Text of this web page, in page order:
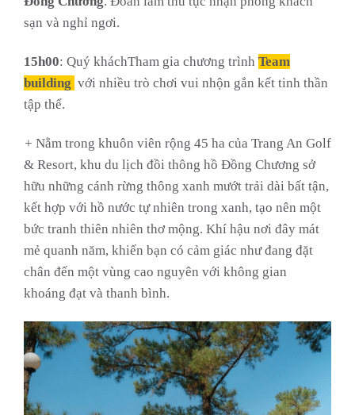
sạn và nghỉ ngơi.
15h00: Quý kháchTham gia chương trình Team
building với nhiều trò chơi vui nhộn gắn kết tinh thần
tập thể.
+ Nằm trong khuôn viên rộng 45 ha của Trang An Golf
& Resort, khu du lịch đồi thông hồ Đồng Chương sở
hữu những cánh rừng thông xanh mướt trải dài bất tận,
kết hợp với hồ nước tự nhiên trong xanh, tạo nên một
bức tranh thiên nhiên thơ mộng. Khí hậu nơi đây mát
mẻ quanh năm, khiến bạn có cảm giác như đang đặt
chân đến một vùng cao nguyên với không gian
khoáng đạt và thanh bình.